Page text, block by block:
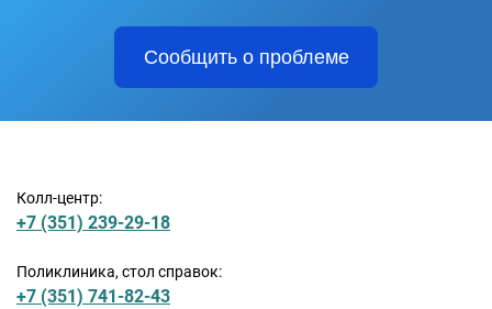
Сообщить о проблеме
Колл-центр:
+7 (351) 239-29-18
Поликлиника, стол справок:
+7 (351) 741-82-43